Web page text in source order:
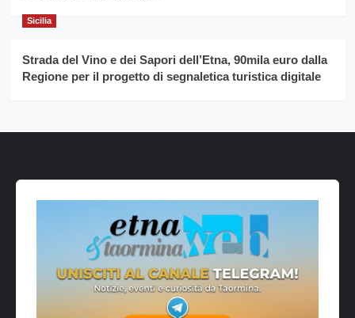
Sicilia
Strada del Vino e dei Sapori dell’Etna, 90mila euro dalla
Regione per il progetto di segnaletica turistica digitale